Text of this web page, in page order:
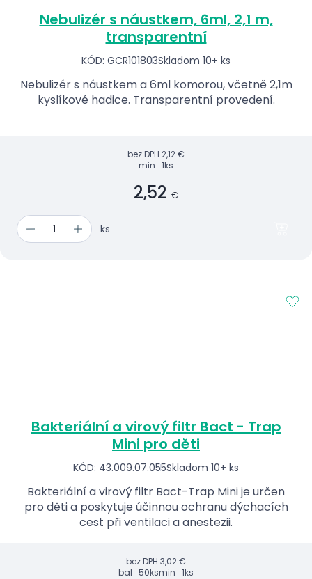
Nebulizér s náustkem, 6ml, 2,1 m,
transparentní
KÓD: GCR101803Skladom 10+ ks
Nebulizér s náustkem a 6ml komorou, včetně 2,1m
kyslíkové hadice. Transparentní provedení.
bez DPH 2,12 €
min=1ks
2,52 €
ks
Bakteriální a virový filtr Bact - Trap
Mini pro děti
KÓD: 43.009.07.055Skladom 10+ ks
Bakteriální a virový filtr Bact-Trap Mini je určen
pro děti a poskytuje účinnou ochranu dýchacích
cest při ventilaci a anestezii.
bez DPH 3,02 €
bal=50ksmin=1ks